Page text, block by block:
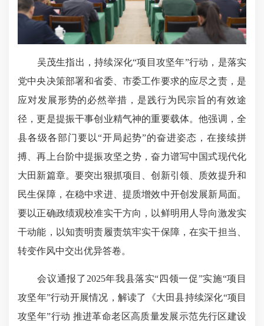
吴茂生指出，持续深化“项目攻坚年”行动，是落实
党中央决策部署和省委、市委工作要求的应尽之责，是
应对发展形势的必然举措，是践行为民宗旨的有效途
径，更是提振干事创业精气神的重要载体。他强调，全
县各级各部门要以“开局起势”的奋进姿态，在接续拼
搏、再上台阶中提振攻坚之势，奋力谱写中国式现代化
大田新篇章。要突出狠抓项目、创新引领、质效提升和
民生保障，在稳中求进、提质增效中开创发展新局面。
要以正确政绩观校准实干方向，以鲜明用人导向激发实
干动能，以知责明责履责筑牢实干保障，在实干担当、
转变作风中交出优异答卷。
会议通报了2025年我县落实“四领一促”实施“项目
攻坚年”行动开展情况，解读了《大田县持续深化“项目
攻坚年”行动 推进革命老区高质量发展示范先行区建设